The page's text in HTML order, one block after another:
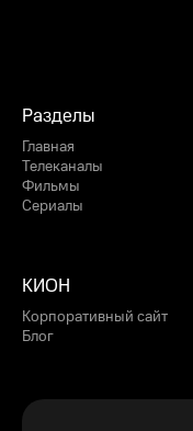
Разделы
Главная
Телеканалы
Фильмы
Сериалы
КИОН
Корпоративный сайт
Блог